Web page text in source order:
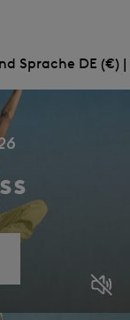
Sprache DE (€) |